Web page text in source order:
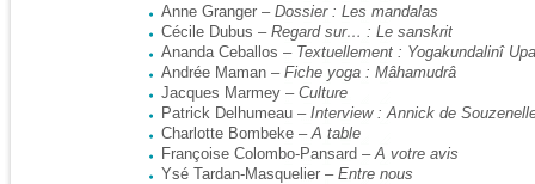
Anne Granger – Dossier : Les mandalas
Cécile Dubus – Regard sur… : Le sanskrit
Ananda Ceballos – Textuellement : Yogakundalinî
Andrée Maman – Fiche yoga : Mâhamudrâ
Jacques Marmey – Culture
Patrick Delhumeau – Interview : Annick de
Charlotte Bombeke –A table
Françoise Colombo-Pansard –A votre avis
Ysé Tardan-Masquelier – Entre nous